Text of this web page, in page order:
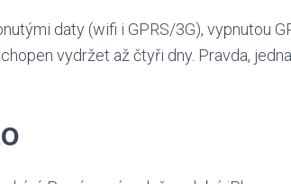
daty (wifi i GPRS/3G), vypnutou
vydržet až čtyři dny. Pravda,